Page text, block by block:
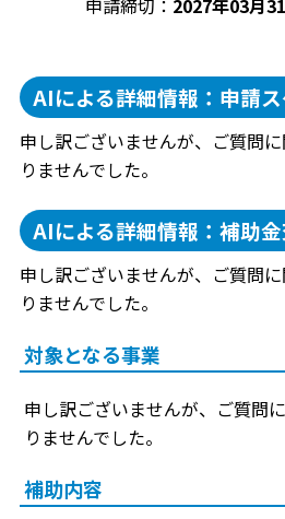
申請締切： 2027年03月
AIによる詳細情報：申請
申し訳ございませんが、ご質問
りませんでした。
AIによる詳細情報：補助
申し訳ございませんが、ご質問
りませんでした。
対象となる事業
申し訳ございませんが、ご質問
りませんでした。
補助内容